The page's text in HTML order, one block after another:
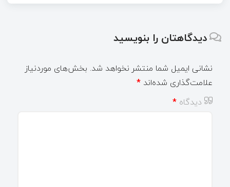
دیدگاهتان را بنویسید
نشانی ایمیل شما منتشر نخواهد شد. بخش‌های موردنیاز
علامت‌گذاری شده‌اند *
دیدگاه *